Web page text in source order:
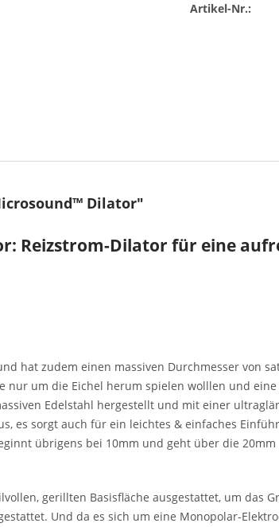
Artikel-Nr.:
Dilator"
Reizstrom-Dilator für eine
hat zudem einen massiven Durchmesser von
nur um die Eichel herum spielen wolllen und
Edelstahl hergestellt und mit einer
es sorgt auch für ein leichtes & einfaches
übrigens bei 10mm und geht über die
gerillten Basisfläche ausgestattet, um das
Und da es sich um eine Monopolar-